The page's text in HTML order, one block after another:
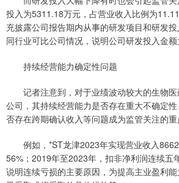
投入为5311.18万元，占营业收入比例为
充披露公司报告期内从事的研发项目和研发
同行业可比公司情况，说明公司研发投入金额
持续经营能力确定性问题
记者注意到，对于业绩波动较大的生物医
公司，其持续经营能力是否存在重大不确定
否存在跨期确认收入等问题成为监管关注的重
例如，*ST龙津2023年实现营业收入
56%；2019年至2023年，扣非净利润连续五
说明连续亏损的主要原因，为提高主业盈利